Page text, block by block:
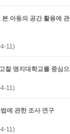
아동의 공간 활용에
11)
찰 명지대학교를 중심
11)
에 관한 조사 연구
11)